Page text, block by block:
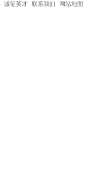
诚征英才 联系我们
网站地图